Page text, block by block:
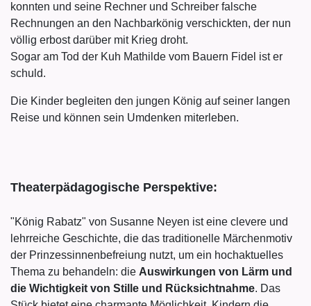
konnten und seine Rechner und Schreiber falsche
Rechnungen an den Nachbarkönig verschickten, der nun
völlig erbost darüber mit Krieg droht.
Sogar am Tod der Kuh Mathilde vom Bauern Fidel ist er
schuld.
Die Kinder begleiten den jungen König auf seiner langen
Reise und können sein Umdenken miterleben.
Theaterpädagogische Perspektive:
"König Rabatz" von Susanne Neyen ist eine clevere und
lehrreiche Geschichte, die das traditionelle Märchenmotiv
der Prinzessinnenbefreiung nutzt, um ein hochaktuelles
Thema zu behandeln: die Auswirkungen von Lärm und
die Wichtigkeit von Stille und Rücksichtnahme. Das